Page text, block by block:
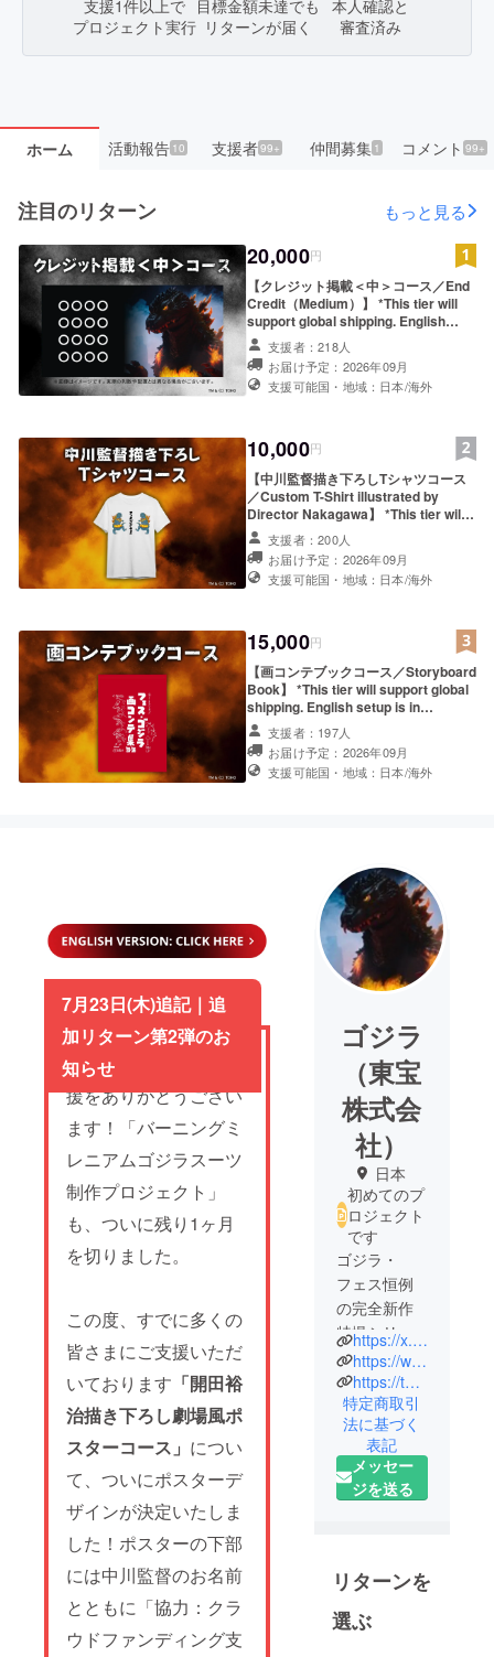
プロジェクトの成功を祈っております。
最近のホット支援
最近のホット支援
公開前からウォッチ
しております♡
最近のホット支援
公開前からウォッチ
あともう少しで25000000！！応援！！！
最近のホット支援
公開前からウォッチ
ゴジラ最高！godziila最強！応援させていただき
ます！
支援1件以上で
プロジェクト実行
目標金額未達でも
リターンが届く
本人確認と
審査済み
ホーム 活動報告10 支援者99+ 仲間募集 1 コメント99+
注目のリターン もっと見る
20,000円
【クレジット掲載＜中＞コース／End
Credit（Medium）】 *This tier will
support global shipping. English
setup is in progress. Please check
the "Reward" section in the main
text for now! *Please note that the
English descriptions for the reward
Please be sure to check the main
project page for complete details
before making your pledge. 1.デジタ
ル支援証明書 2.支援者限定活動報告閲
覧権 3.クラファン限定壁紙データ
（PC / モバイル） 4.エンドロールクレ
ジット掲載 中 5.中川監督描き下ろしT
シャツ 6.画コンテブック（B5） ＜ク
レジット掲載に関する注意事項＞ ※掲
①日本語（漢字・ひらがな・カタカ
ナ）： 15文字以内（全角） ②アル
ファベットの場合： 最大35文字以内
（半角スペース含む） ※特殊文字や記
号は使用できません。 ※公序良俗に反
する内容や、第三者の権利を侵害する
と判断した場合は掲載を見送らせてい
ただきます。 ※お名前の掲載は、複数
コースをご支援いただいた場合でもお
支援者：218人
お届け予定：2026年09月
支援可能国・地域：日本/海外
10,000円
【中川監督描き下ろしTシャツコース
／Custom T-Shirt illustrated by
Director Nakagawa】 *This tier will
support global shipping. English
setup is in progress. Please check
the "Reward" section in the main
text for now! *Please note that the
conditions are not listed here.
Please be sure to check the main
project page for complete details
before making your pledge. 1.デジタ
ル支援証明書 2.支援者限定活動報告閲
覧権 3.クラファン限定壁紙データ
（PC / モバイル） 4.エンドロールクレ
ジット掲載 小 5.中川監督描き下ろしT
シャツ ＜クレジット掲載に関する注意
角） ②アルファベットの場合： 最
大35文字以内（半角スペース含む） ※
特殊文字や記号は使用できません。 ※
公序良俗に反する内容や、第三者の権
利を侵害すると判断した場合は掲載を
見送らせていただきます。 ※お名前の
掲載は、複数コースをご支援いただい
た場合でもお一人様1回のみとなりま
ます）。
支援者：200人
お届け予定：2026年09月
支援可能国・地域：日本/海外
15,000円
【画コンテブックコース／Storyboard
Book】 *This tier will support global
shipping. English setup is in
progress. Please check the
"Reward" section in the main text
for now! *Please note that the
English descriptions for the reward
before making your pledge. 1.デジタ
ル支援証明書 2.支援者限定活動報告閲
覧権 3.クラファン限定壁紙データ
（PC / モバイル） 4.エンドロールクレ
ジット掲載 小 5.中川監督描き下ろしT
シャツ 6.画コンテブック（B5） ＜ク
レジット掲載に関する注意事項＞ ※掲
載を希望するお名前を、以下の文字数
①日本語（漢字・ひらがな・カタカ
ナ）： 15文字以内（全角） ②アル
ファベットの場合： 最大35文字以内
（半角スペース含む） ※特殊文字や記
号は使用できません。 ※公序良俗に反
する内容や、第三者の権利を侵害する
と判断した場合は掲載を見送らせてい
ただきます。 ※お名前の掲載は、複数
コースをご支援いただいた場合でもお
一人様1回のみとなります（最も大き
いサイズでの掲載となります）。
支援者：197人
お届け予定：2026年09月
支援可能国・地域：日本/海外
7月23日(木)追記｜追
加リターン第2弾のお
知らせ
皆さま、いつも熱い応
援をありがとうござい
ます！「バーニングミ
レニアムゴジラスーツ
制作プロジェクト」
も、ついに残り1ヶ月
を切りました。
この度、すでに多くの
皆さまにご支援いただ
いております 「開田裕
治描き下ろし劇場風ポ
スターコース」 につい
て、ついにポスターデ
ザインが決定いたしま
した！ポスターの下部
には中川監督のお名前
とともに「協力：クラ
ウドファンディング支
ゴジラ
（東宝
株式会
社）
日本
初めてのプ
ロジェクト
です
ゴジラ・
フェス恒例
の完全新作
特撮シリー
ズは、新た
な局面を迎
えます。前
作『フェ
ス・ゴジラ
Ⅱ 新宿炎
上』で臨界
グミレニア
ムゴジラ」
が、ついに
https://x.com/godzilla_jp
https://www.youtube.com/@GodzillaOfficial/videos
https://tohoentertainmentonline.com/shop/brand/GS/
特定商取引
法に基づく
表記
メッセー
ジを送る
リターンを
選ぶ